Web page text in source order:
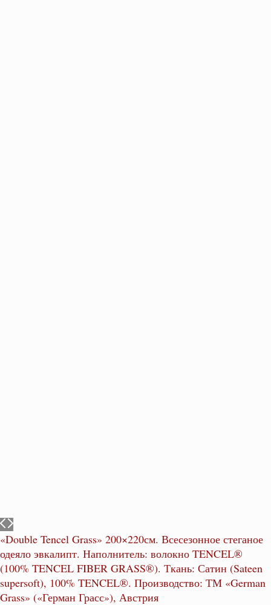
«Double Tencel Grass» 200×220см. Всесезонное стеганое
одеяло эвкалипт. Наполнитель: волокно TENCEL®
(100% TENCEL FIBER GRASS®). Ткань: Сатин (Sateen
supersoft), 100% TENCEL®. Производство: ТМ «German
Grass» («Герман Грасс»), Австрия